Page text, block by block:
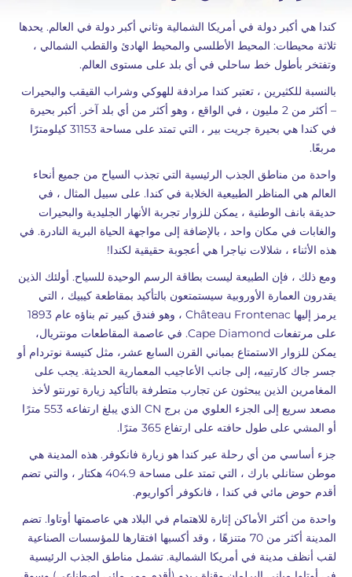
كندا هي أكبر دولة في أمريكا الشمالية وثاني أكبر دولة في العالم. يحدها
ثلاثة محيطات: المحيط الأطلسي والمحيط الهادئ والقطب الشمالي ،
وتفتخر بأطول خط ساحلي في أي بلد على مستوى العالم.
بالنسبة للكثيرين ، تعتبر كندا مرادفة للهوكي وشراب القيقب والبحيرات
– أكثر من 2 مليون ، في الواقع ، وهو أكثر من أي بلد آخر. أكبر بحيرة
في كندا هي بحيرة جريت بير ، التي تمتد على مساحة 31153 كيلومترًا
مربعًا.
واحدة من مناطق الجذب الرئيسية التي تجذب السياح من جميع أنحاء
العالم هي المناظر الطبيعية الخلابة في كندا. على سبيل المثال ، في
حديقة بانف الوطنية ، يمكن للزوار تجربة الأنهار الجليدية والبحيرات
والغابات في مكان واحد ، بالإضافة إلى مواجهة الحياة البرية النادرة. في
هذه الأثناء ، شلالات نياجرا هي أعجوبة حقيقية لكندا!
ومع ذلك ، فإن الطبيعة ليست بطاقة الرسم الوحيدة للسياح. أولئك الذين
يقدرون العمارة الأوروبية سيستمتعون بالتأكيد بمقاطعة كيبيك ، التي
يرمز إليها Château Frontenac ، وهو فندق كبير تم بناؤه عام 1893
على مرتفعات Cape Diamond. في عاصمة المقاطعات مونتريال،
يمكن للزوار الاستمتاع بمباني القرن السابع عشر، مثل كنيسة نوتردام أو
جسر جاك كارتييه، إلى جانب الأعاجيب المعمارية الحديثة. يجب على
المغامرين الذين يبحثون عن تجارب متطرفة بالتأكيد زيارة تورنتو لأخذ
مصعد سريع إلى الجزء العلوي من برج CN الذي يبلغ ارتفاعه 553 مترًا
أو المشي على طول حافته على ارتفاع 365 مترًا.
جزء أساسي من أي رحلة عبر كندا هو زيارة فانكوفر. هذه المدينة هي
موطن ستانلي بارك ، التي تمتد على مساحة 404.9 هكتار ، والتي تضم
أقدم حوض مائي في كندا ، فانكوفر أكواريوم.
واحدة من أكثر الأماكن إثارة للاهتمام في البلاد هي عاصمتها أوتاوا. تضم
المدينة أكثر من 70 متنزهًا ، وقد أكسبها افتقارها للمؤسسات الصناعية
لقب أنظف مدينة في أمريكا الشمالية. تشمل مناطق الجذب الرئيسية